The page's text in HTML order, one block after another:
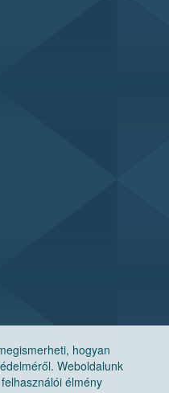
hogyan
Weboldalunk
élmény